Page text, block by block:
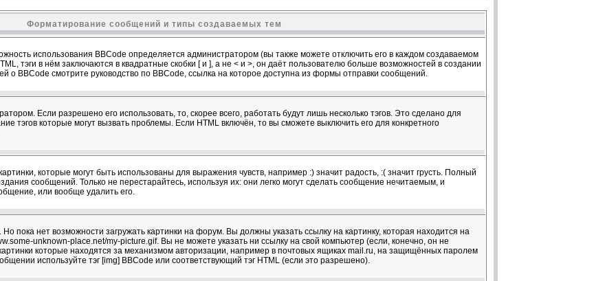
Форматирование сообщений и типы создаваемых тем
использования BBCode определяется администратором (вы также можете отключить его в каждом создаваемом
тэги в нём заключаются в квадратные скобки [ и ], а не < и >, он даёт пользователю больше возможностей в создании
BBCode смотрите руководство по BBCode, ссылка на которое доступна из формы отправки сообщений.
Если разрешено его использовать, то, скорее всего, работать будут лишь несколько тэгов. Это сделано для
тэгов которые могут вызвать проблемы. Если HTML включён, то вы сможете выключить его для конкретного
которые могут быть использованы для выражения чувств, например :) значит радость, :( значит грусть. Полный
сообщений. Только не перестарайтесь, используя их: они легко могут сделать сообщение нечитаемым, и
или вообще удалить его.
пока нет возможности загружать картинки на форум. Вы должны указать ссылку на картинку, которая находится на
unknown-place.net/my-picture.gif. Вы не можете указать ни ссылку на свой компьютер (если, конечно, он не
которые находятся за механизмом авторизации, например в почтовых ящиках mail.ru, на защищённых паролем
используйте тэг [img] BBCode или соответствующий тэг HTML (если это разрешено).